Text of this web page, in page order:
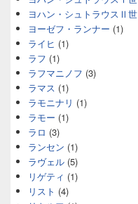
ヨハン・シュトラウスⅡ世
ヨーゼフ・ランナー (1)
ライヒ (1)
ラフ (1)
ラフマニノフ (3)
ラマス (1)
ラモニナリ (1)
ラモー (1)
ラロ (3)
ランセン (1)
ラヴェル (5)
リゲティ (1)
リスト (4)